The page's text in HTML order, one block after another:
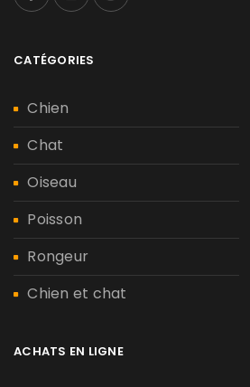
CATÉGORIES
Chien
Chat
Oiseau
Poisson
Rongeur
Chien et chat
ACHATS EN LIGNE